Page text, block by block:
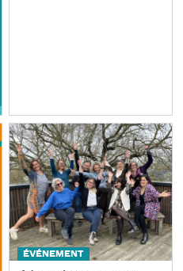
ÉVÉNEMENT